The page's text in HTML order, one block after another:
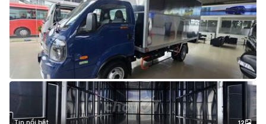
Tin nổi bật 12